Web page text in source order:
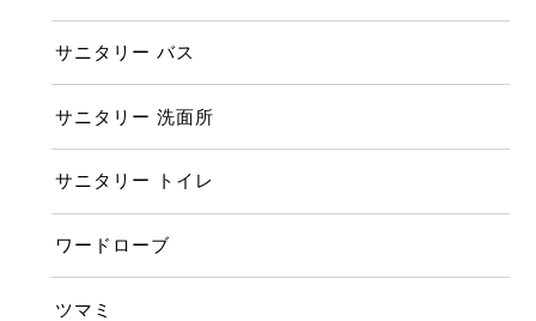
サニタリー バス
サニタリー 洗面所
サニタリー トイレ
ワードローブ
ツマミ